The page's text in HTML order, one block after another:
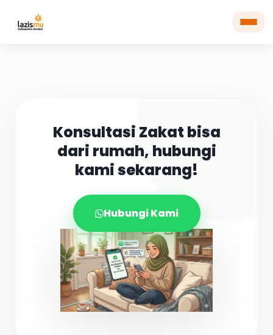
Konsultasi Zakat bisa
dari rumah, hubungi
kami sekarang!
Hubungi Kami